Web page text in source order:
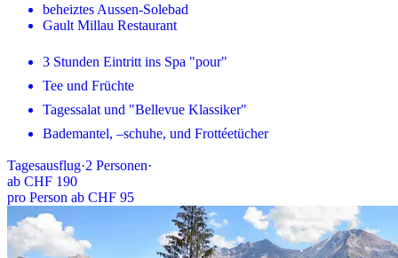
beheiztes Aussen-Solebad
Gault Millau Restaurant
3 Stunden Eintritt ins Spa "pour"
Tee und Früchte
Tagessalat und "Bellevue Klassiker"
Bademantel, –schuhe, und Frottéetücher
Tagesausflug·2 Personen·
ab CHF 190
pro Person ab CHF 95